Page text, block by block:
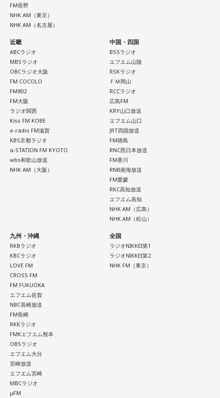
なお、この模様は8月11日（火・祝）午前9時00分～10時00
分に、文化放送で特別番組として放送します。
【特別番組概要】
■番組名：『田村淳のNewsCLUB「自分自身と話そうの
日」』
■放送日時：2026年8月11日（火・祝）午前9時00分～10時
00分
■出演：田村淳、砂山圭大郎（文化放送アナウンサー）
■提供：全日本葬祭業協同組合連合会（全葬連）
FM長野
NHK AM（東京）
NHK AM（名古屋）
近畿
ABCラジオ
MBSラジオ
OBCラジオ大阪
FM COCOLO
FM802
FM大阪
ラジオ関西
Kiss FM KOBE
e-radio FM滋賀
KBS京都ラジオ
α-STATION FM KYOTO
wbs和歌山放送
NHK AM（大阪）
中国・四国
BSSラジオ
エフエム山陰
RSKラジオ
ＦＭ岡山
RCCラジオ
広島FM
KRY山口放送
エフエム山口
JRT四国放送
FM徳島
RNC西日本放送
FM香川
RNB南海放送
FM愛媛
RKC高知放送
エフエム高知
NHK AM（広島）
NHK AM（松山）
九州・沖縄
RKBラジオ
KBCラジオ
LOVE FM
CROSS FM
FM FUKUOKA
エフエム佐賀
NBC長崎放送
FM長崎
RKKラジオ
FMKエフエム熊本
OBSラジオ
エフエム大分
宮崎放送
エフエム宮崎
MBCラジオ
μFM
全国
ラジオNIKKEI第1
ラジオNIKKEI第2
NHK FM（東京）